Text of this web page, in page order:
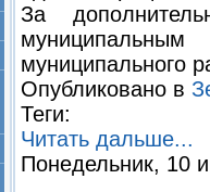
За
муниципального
Опубликовано в
Теги:
Читать дальше...
Понедельник, 10